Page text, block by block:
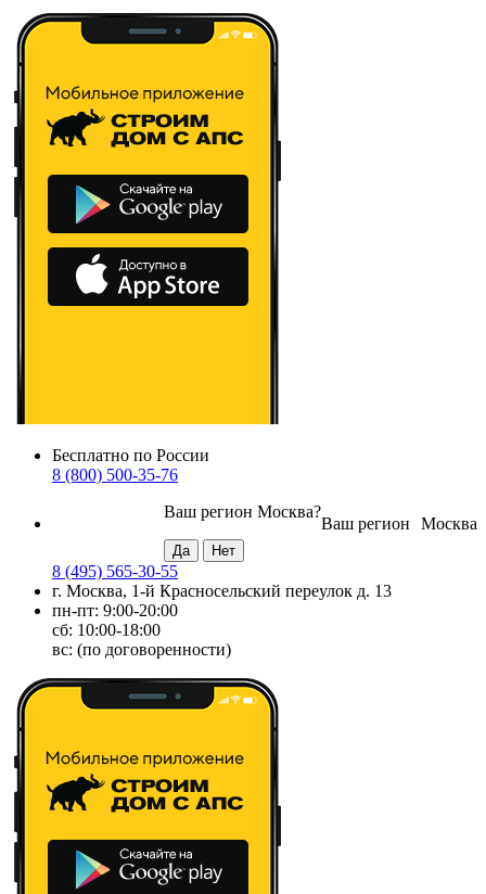
Бесплатно по России
8 (800) 500-35-76
Москва
Ваш регион
Ваш регион Москва?
8 (495) 565-30-55
г. Москва, 1-й Красносельский переулок д. 13
пн-пт: 9:00-20:00
сб: 10:00-18:00
вс: (по договоренности)